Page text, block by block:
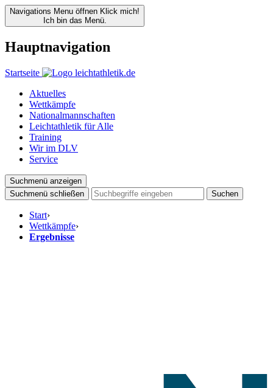
Navigations Menu öffnen Klick mich!
Ich bin das Menü.
Hauptnavigation
Startseite
Aktuelles
Wettkämpfe
Nationalmannschaften
Leichtathletik für Alle
Training
Wir im DLV
Service
Suchmenü anzeigen
Suchmenü schließen
Suchen
Start›
Wettkämpfe›
Ergebnisse